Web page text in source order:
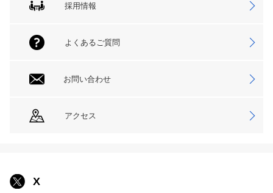
採用情報
よくあるご質問
お問い合わせ
アクセス
X